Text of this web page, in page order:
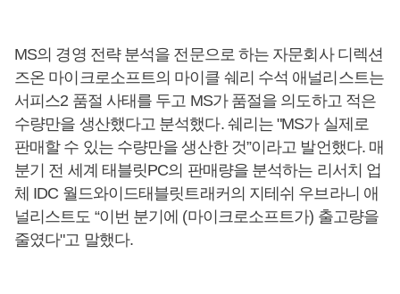
MS의 경영 전략 분석을 전문으로 하는 자문회사 디렉션
즈온 마이크로소프트의 마이클 쉐리 수석 애널리스트는
서피스2 품절 사태를 두고 MS가 품절을 의도하고 적은
수량만을 생산했다고 분석했다. 쉐리는 "MS가 실제로
판매할 수 있는 수량만을 생산한 것”이라고 발언했다. 매
분기 전 세계 태블릿PC의 판매량을 분석하는 리서치 업
체 IDC 월드와이드태블릿트래커의 지테쉬 우브라니 애
널리스트도 “이번 분기에 (마이크로소프트가) 출고량을
줄였다"고 말했다.